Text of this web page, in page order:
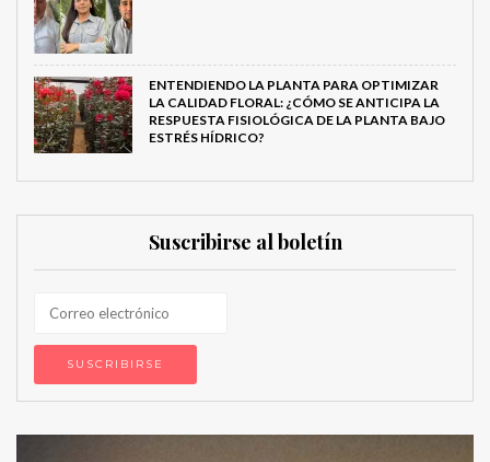
ENTENDIENDO LA PLANTA PARA OPTIMIZAR
LA CALIDAD FLORAL: ¿CÓMO SE ANTICIPA LA
RESPUESTA FISIOLÓGICA DE LA PLANTA BAJO
ESTRÉS HÍDRICO?
Suscribirse al boletín